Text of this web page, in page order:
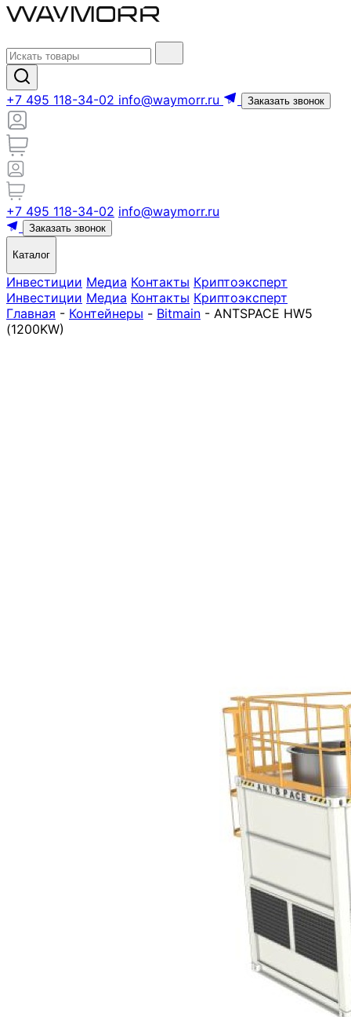
+7 495 118-34-02 info@waymorr.ru Заказать звонок
+7 495 118-34-02 info@waymorr.ru
Заказать звонок
Каталог
Инвестиции Медиа Контакты Криптоэксперт
Инвестиции Медиа Контакты Криптоэксперт
Главная - Контейнеры - Bitmain - ANTSPACE HW5
(1200KW)